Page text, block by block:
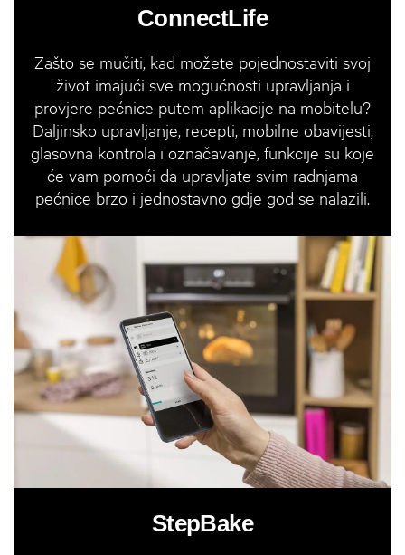
ConnectLife
Zašto se mučiti, kad možete pojednostaviti svoj
život imajući sve mogućnosti upravljanja i
provjere pećnice putem aplikacije na mobitelu?
Daljinsko upravljanje, recepti, mobilne obavijesti,
glasovna kontrola i označavanje, funkcije su koje
će vam pomoći da upravljate svim radnjama
pećnice brzo i jednostavno gdje god se nalazili.
StepBake